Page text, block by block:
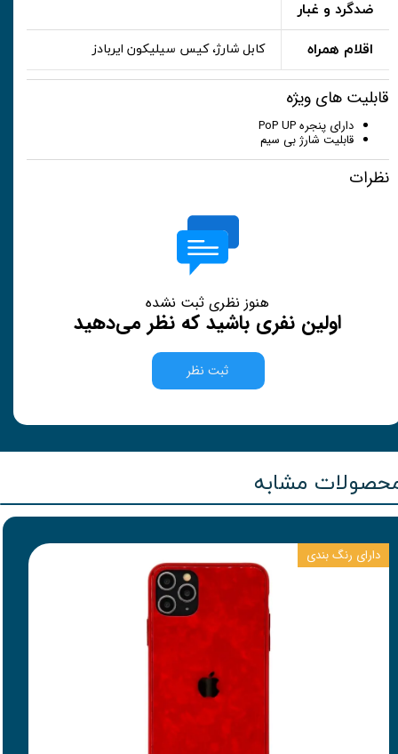
ضدگرد و غبار
اقلام همراه کابل شارژ، کیس سیلیکون ایربادز
قابلیت های ویژه
دارای پنجره PoP UP
قابلیت شارژ بی سیم
نظرات
هنوز نظری ثبت نشده
اولین نفری باشید که نظر می‌دهید
ثبت نظر
مشابه
دارای رنگ بندی